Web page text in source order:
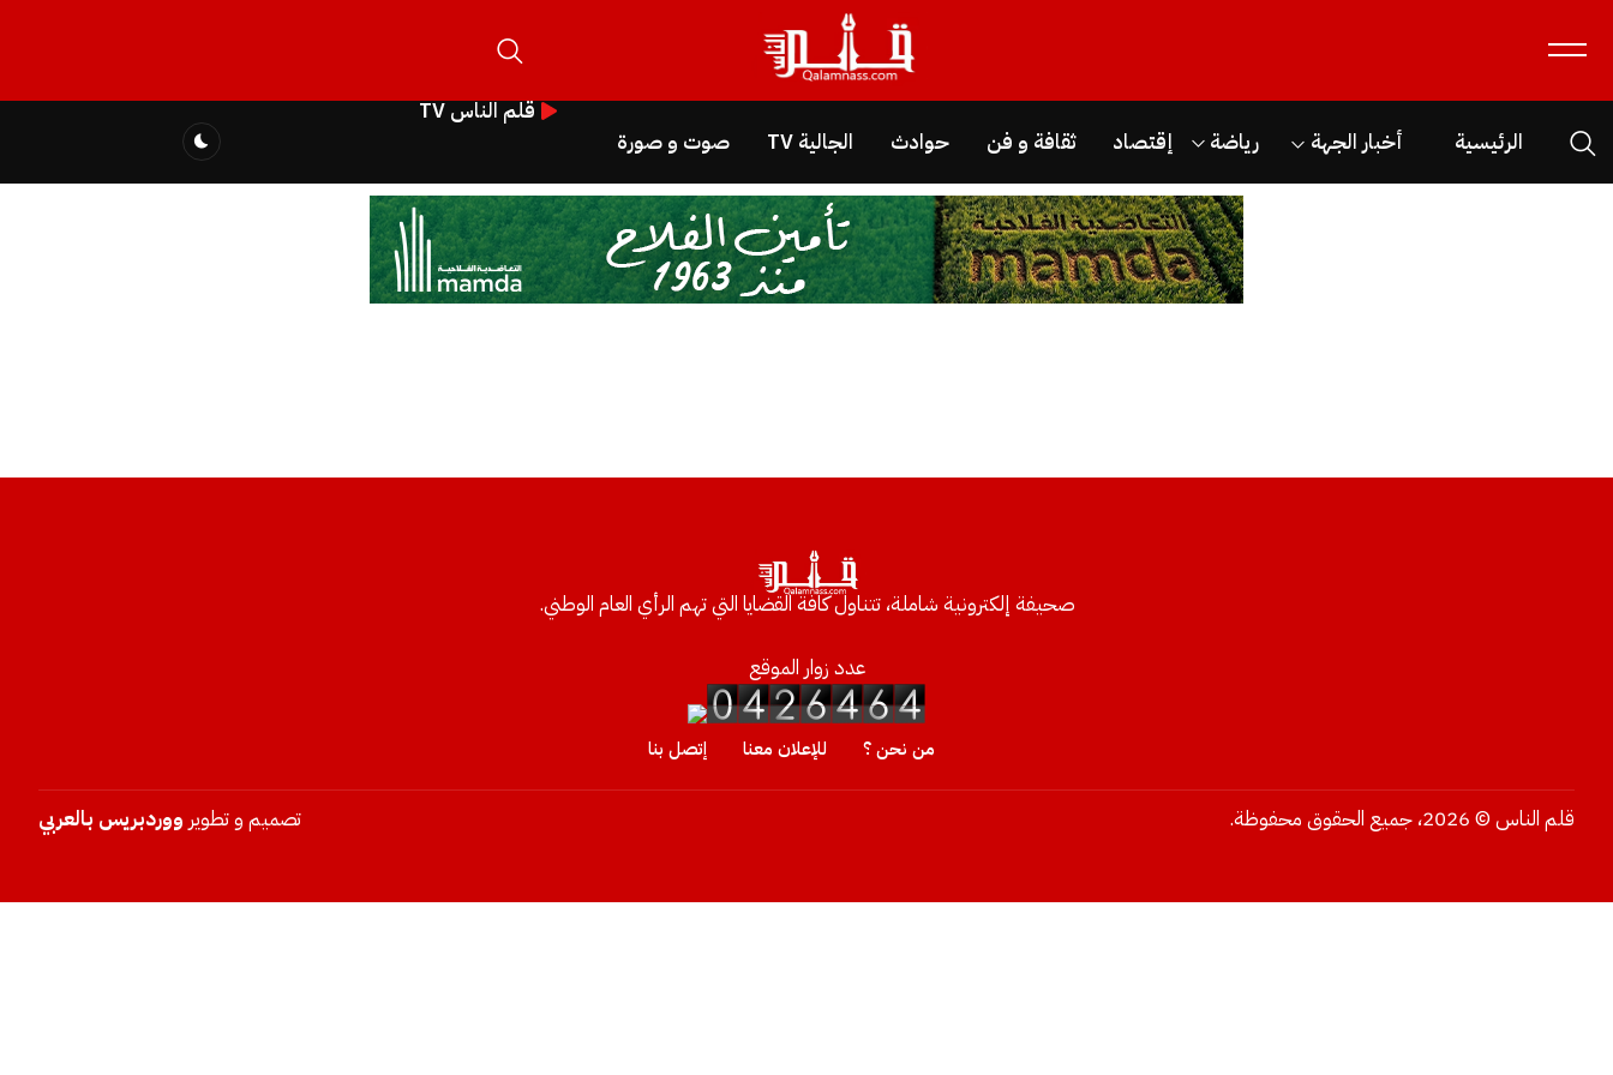
الرئيسية أخبار الجهة رياضة إقتصاد ثقافة و فن حوادث الجالية TV صوت و صورة
قلم الناس TV
صحيفة إلكترونية شاملة، تتناول كافة القضايا التي تهم الرأي العام الوطني.
عدد زوار الموقع
من نحن ؟ للإعلان معنا إتصل بنا
قلم الناس © 2026، جميع الحقوق محفوظة. تصميم و تطوير ووردبريس بالعربي